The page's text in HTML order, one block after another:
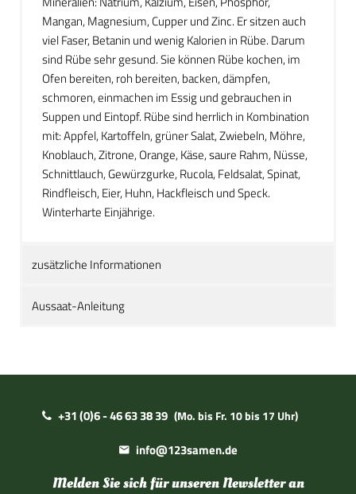
Mangan, Magnesium, Cupper und Zinc. Er sitzen auch
viel Faser, Betanin und wenig Kalorien in Rübe. Darum
sind Rübe sehr gesund. Sie können Rübe kochen, im
Ofen bereiten, roh bereiten, backen, dämpfen,
schmoren, einmachen im Essig und gebrauchen in
Suppen und Eintopf. Rübe sind herrlich in Kombination
mit: Appfel, Kartoffeln, grüner Salat, Zwiebeln, Möhre,
Knoblauch, Zitrone, Orange, Käse, saure Rahm, Nüsse,
Schnittlauch, Gewürzgurke, Rucola, Feldsalat, Spinat,
Rindfleisch, Eier, Huhn, Hackfleisch und Speck.
Winterharte Einjährige.
zusätzliche Informationen
Aussaat-Anleitung
+31 (0)6 - 46 63 38 39 (Mo. bis Fr. 10 bis 17 Uhr)
info@123samen.de
Melden Sie sich für unseren Newsletter an